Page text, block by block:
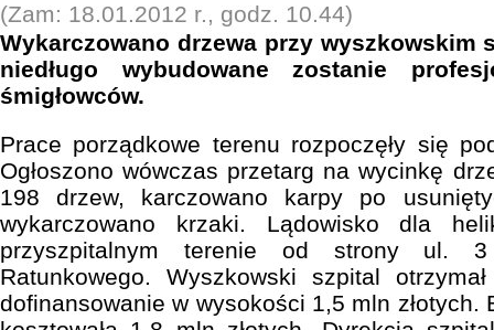
(Zam: 18.01.2012 r., godz. 10.44)
Wykarczowano drzewa przy wyszkowskim
niedługo wybudowane zostanie
śmigłowców.
Prace porządkowe terenu rozpoczęły się
Ogłoszono wówczas przetarg na wycinkę
198 drzew, karczowano karpy po
wykarczowano krzaki. Lądowisko dla
przyszpitalnym terenie od strony ul.
Ratunkowego. Wyszkowski szpital
dofinansowanie w wysokości 1,5 mln złotych.